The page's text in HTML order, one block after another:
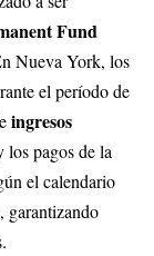
Fund
Nueva York, los
el período de
ingresos
los pagos de la
el calendario
garantizando